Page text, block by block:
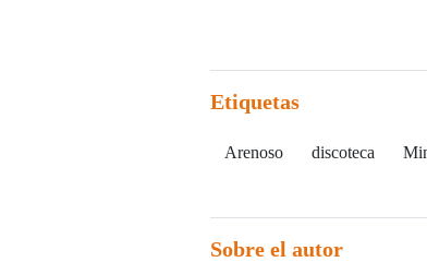
Etiquetas
Arenoso discoteca
Sobre el autor